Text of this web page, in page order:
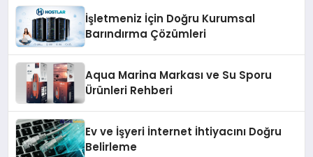
İşletmeniz İçin Doğru Kurumsal
Barındırma Çözümleri
Aqua Marina Markası ve Su Sporu
Ürünleri Rehberi
Ev ve İşyeri İnternet İhtiyacını Doğru
Belirleme